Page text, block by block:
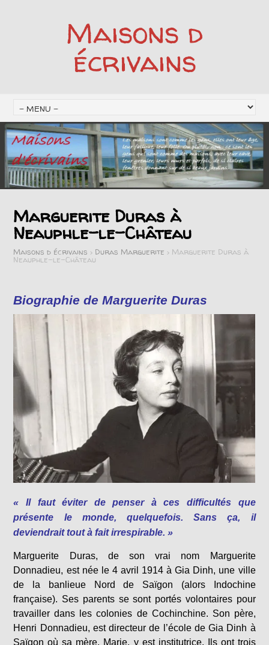
Maisons d
écrivains
Marguerite Duras à
Neauphle-le-Château
Maisons d écrivains > Duras Marguerite > Marguerite Duras à
Neauphle-le-Château
Biographie de Marguerite Duras
« Il faut éviter de penser à ces difficultés que
présente le monde, quelquefois. Sans ça, il
deviendrait tout à fait irrespirable. »
Marguerite Duras, de son vrai nom Marguerite
Donnadieu, est née le 4 avril 1914 à Gia Dinh, une ville
de la banlieue Nord de Saïgon (alors Indochine
française). Ses parents se sont portés volontaires pour
travailler dans les colonies de Cochinchine. Son père,
Henri Donnadieu, est directeur de l’école de Gia Dinh à
Saïgon où sa mère, Marie, y est institutrice. Ils ont trois